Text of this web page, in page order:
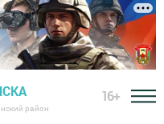
район
16+